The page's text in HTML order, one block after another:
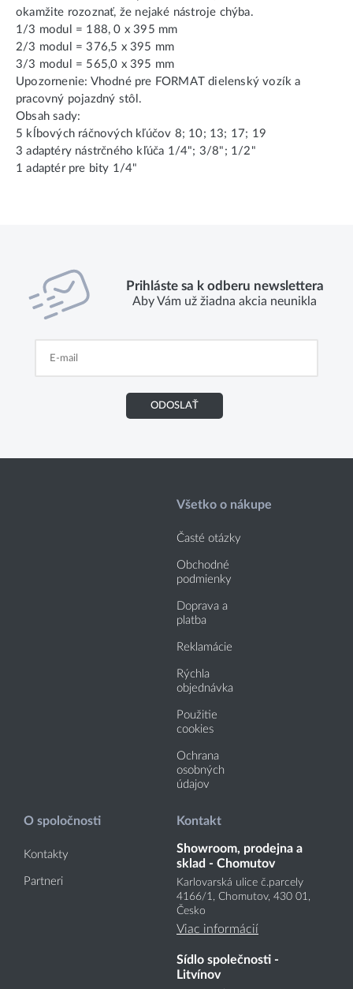
okamžite rozoznať, že nejaké nástroje chýba.
1/3 modul = 188, 0 x 395 mm
2/3 modul = 376,5 x 395 mm
3/3 modul = 565,0 x 395 mm
Upozornenie: Vhodné pre FORMAT dielenský vozík a
pracovný pojazdný stôl.
Obsah sady:
5 kĺbových ráčnových kľúčov 8; 10; 13; 17; 19
3 adaptéry nástrčného kľúča 1/4"; 3/8"; 1/2"
1 adaptér pre bity 1/4"
Prihláste sa k odberu newslettera
Aby Vám už žiadna akcia neunikla
ODOSLAŤ
Všetko o nákupe
Časté otázky
Obchodné
podmienky
Doprava a
platba
Reklamácie
Rýchla
objednávka
Použitie
cookies
Ochrana
osobných
údajov
O spoločnosti
Kontakty
Partneri
Kontakt
Showroom, prodejna a
sklad - Chomutov
Karlovarská ulice č.parcely
4166/1, Chomutov, 430 01,
Česko
Viac informácií
Sídlo společnosti -
Litvínov